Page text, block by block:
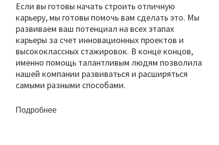
Если вы готовы начать строить отличную
карьеру, мы готовы помочь вам сделать это. Мы
развиваем ваш потенциал на всех этапах
карьеры за счет инновационных проектов и
высококлассных стажировок. В конце концов,
именно помощь талантливым людям позволила
нашей компании развиваться и расширяться
самыми разными способами.
Подробнее